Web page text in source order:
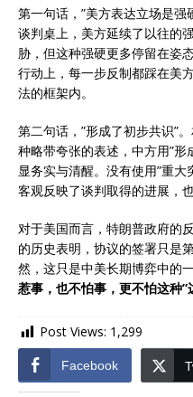
第一句话，”美方表达立场是
谈判桌上，美方延续了以往的
胁，但这种强硬更多停留在姿
行动上，每一步反制都踩在美
法的框架内。
第二句话，”形成了初步共识”
种略带夸张的表述，中方用”
显务实与清醒。没有使用”重大
客观反映了谈判取得的进展，
对于美国而言，特朗普政府的
的历史表明，协议的签署只是
然，这只是中美长期博弈中的
惹事，也不怕事，更不怕这种”
Post Views: 1,299
Facebook